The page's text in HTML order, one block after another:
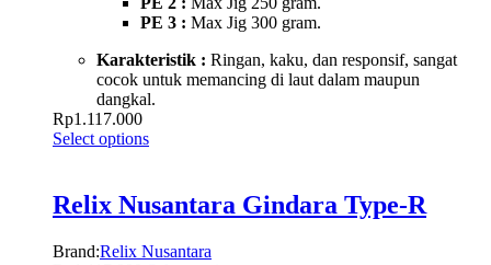
PE 3 : Max Jig 300 gram.
Karakteristik : Ringan, kaku, dan responsif, sangat
cocok untuk memancing di laut dalam maupun
dangkal.
Rp1.117.000
Select options
Relix Nusantara Gindara Type-R
Brand:Relix Nusantara